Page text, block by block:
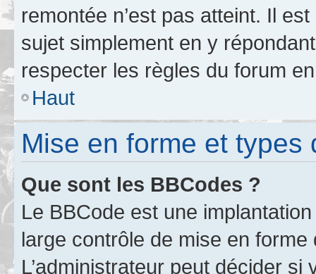
remontée n’est pas atteint. Il
sujet simplement en y
respecter les règles du forum
Haut
Mise en forme et types
Que sont les BBCodes ?
Le BBCode est une
large contrôle de mise en forme
L’administrateur peut décider